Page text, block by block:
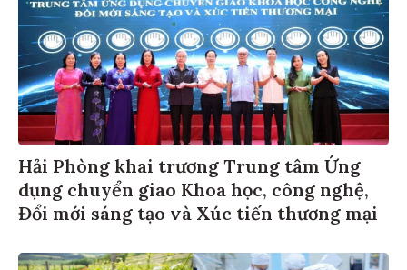
Hải Phòng khai trương Trung tâm Ứng
dụng chuyển giao Khoa học, công nghệ,
Đổi mới sáng tạo và Xúc tiến thương mại